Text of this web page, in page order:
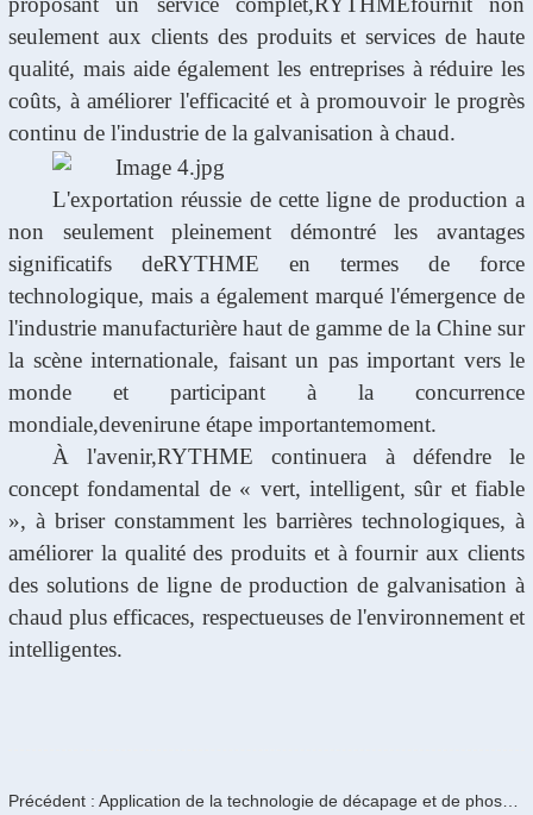
seulement aux clients des produits et services de haute
qualité, mais aide également les entreprises à réduire les
coûts, à améliorer l'efficacité et à promouvoir le progrès
continu de l'industrie de la galvanisation à chaud.
L'exportation réussie de cette ligne de production a
non seulement pleinement démontré les avantages
significatifs deRYTHME en termes de force
technologique, mais a également marqué l'émergence de
l'industrie manufacturière haut de gamme de la Chine sur
la scène internationale, faisant un pas important vers le
monde et participant à la concurrence
mondiale,devenirune étape importantemoment.
À l'avenir,RYTHME continuera à défendre le
concept fondamental de « vert, intelligent, sûr et fiable
», à briser constamment les barrières technologiques, à
améliorer la qualité des produits et à fournir aux clients
des solutions de ligne de production de galvanisation à
chaud plus efficaces, respectueuses de l'environnement et
intelligentes.